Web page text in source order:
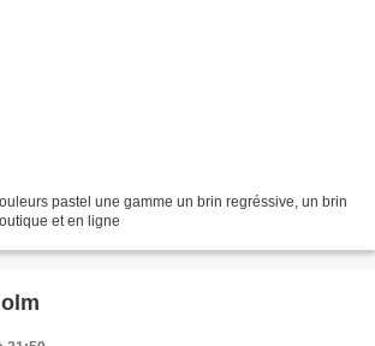
pastel une gamme un brin regréssive, un brin
et en ligne